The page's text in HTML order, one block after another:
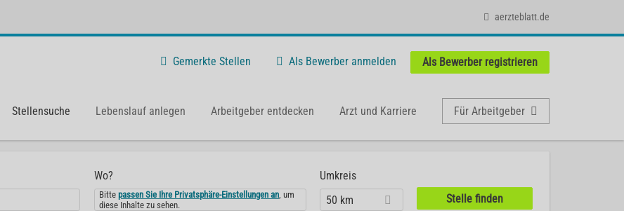
aerzteblatt.de
Gemerkte Stellen Als Bewerber anmelden Als Bewerber registrieren
Stellensuche Lebenslauf anlegen Arbeitgeber entdecken Arzt und Karriere Für Arbeitgeber
Wo?
Bittepassen Sie Ihre Privatsphäre-Einstellungen an, um
diese Inhalte zu sehen.
Umkreis
50 km